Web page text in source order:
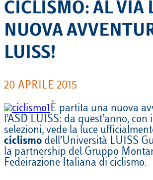
CICLISMO: AL VIA
NUOVA
LUISS!
20 APRILE 2015
È partita una nuova
l’ASD LUISS: da quest’anno,
selezioni, vede la luce
ciclismo dell’Università LUISS
la partnership del Gruppo
Fedeirazione Italiana di ciclismo.